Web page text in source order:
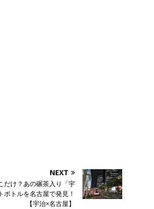
NEXT
だけ？あの碾茶入り「宇
ボトルを名古屋で発見！
【宇治×名古屋】